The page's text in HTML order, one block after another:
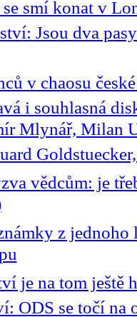
se smí konat v
Jsou dva
v chaosu
i souhlasná
Mlynář, Milan
vědcům: je
z jednoho
je na tom
ODS se točí na